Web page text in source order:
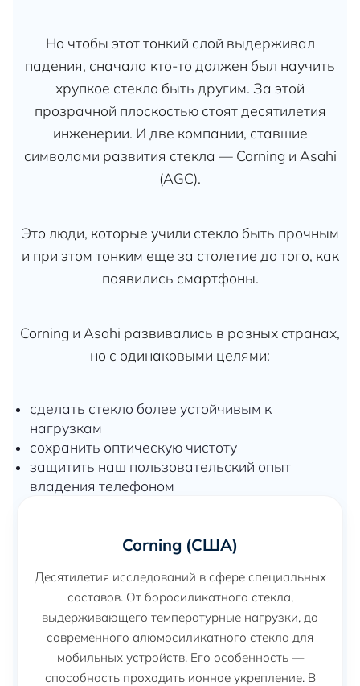
Но чтобы этот тонкий слой выдерживал
падения, сначала кто-то должен был научить
хрупкое стекло быть другим. За этой
прозрачной плоскостью стоят десятилетия
инженерии. И две компании, ставшие
символами развития стекла — Corning и Asahi
(AGC).
Это люди, которые учили стекло быть прочным
и при этом тонким еще за столетие до того, как
появились смартфоны.
Corning и Asahi развивались в разных странах,
но с одинаковыми целями:
сделать стекло более устойчивым к
нагрузкам
сохранить оптическую чистоту
защитить наш пользовательский опыт
владения телефоном
Corning (США)
Десятилетия исследований в сфере специальных
составов. От боросиликатного стекла,
выдерживающего температурные нагрузки, до
современного алюмосиликатного стекла для
мобильных устройств. Его особенность —
способность проходить ионное укрепление. В